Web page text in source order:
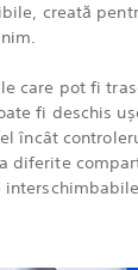
creată
care pot fi
fi deschis
încât
diferite